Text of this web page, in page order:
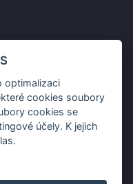
na víkendovku tu
sekerku Fiskars
nejlepší ceny z letáku!
optimalizaci
cookies soubory
cookies se
účely. K jejich